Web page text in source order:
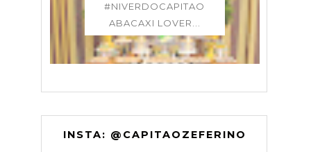
#NIVERDOCAPITAO
ABACAXI LOVER...
INSTA: @CAPITAOZEFERINO